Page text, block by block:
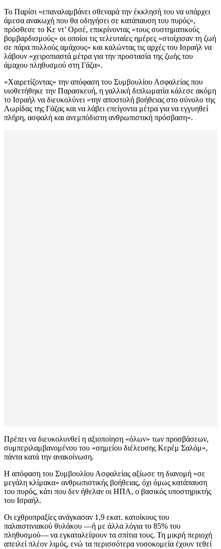
Το Παρίσι «επαναλαμβάνει σθεναρά την έκκλησή του να υπάρχει
άμεσα ανακωχή που θα οδηγήσει σε κατάπαυση του πυρός»,
πρόσθεσε το Κε ντ’ Ορσέ, επικρίνοντας «τους συστηματικούς
βομβαρδισμούς» οι οποίοι τις τελευταίες ημέρες «στοίχισαν τη ζωή
σε πάρα πολλούς αμάχους» και καλώντας τις αρχές του Ισραήλ να
λάβουν «χειροπιαστά μέτρα για την προστασία της ζωής του
άμαχου πληθυσμού στη Γάζα».
«Χαιρετίζοντας» την απόφαση του Συμβουλίου Ασφαλείας που
υιοθετήθηκε την Παρασκευή, η γαλλική διπλωματία κάλεσε ακόμη
το Ισραήλ να διευκολύνει «την αποστολή βοήθειας στο σύνολο της
Λωρίδας της Γάζας και να λάβει επείγοντα μέτρα για να εγγυηθεί
πλήρη, ασφαλή και ανεμπόδιστη ανθρωπιστική πρόσβαση».
Πρέπει να διευκολυνθεί η αξιοποίηση «όλων» των προσβάσεων,
συμπεριλαμβανομένου του «σημείου διέλευσης Κερέμ Σαλόμ»,
πάντα κατά την ανακοίνωση.
Η απόφαση του Συμβουλίου Ασφαλείας αξίωσε τη διανομή «σε
μεγάλη κλίμακα» ανθρωπιστικής βοήθειας, όχι όμως κατάπαυση
του πυρός, κάτι που δεν ήθελαν οι ΗΠΑ, ο βασικός υποστηρικτής
του Ισραήλ.
Οι εχθροπραξίες ανάγκασαν 1,9 εκατ. κατοίκους του
παλαιστινιακού θυλάκου —ή με άλλα λόγια το 85% του
πληθυσμού— να εγκαταλείψουν τα σπίτια τους. Τη μικρή περιοχή
απειλεί πλέον λιμός, ενώ τα περισσότερα νοσοκομεία έχουν τεθεί